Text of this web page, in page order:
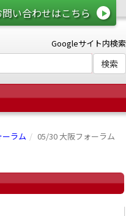
問い合わせはこちら
Googleサイト内検索
ーラム 05/30 大阪フォーラム